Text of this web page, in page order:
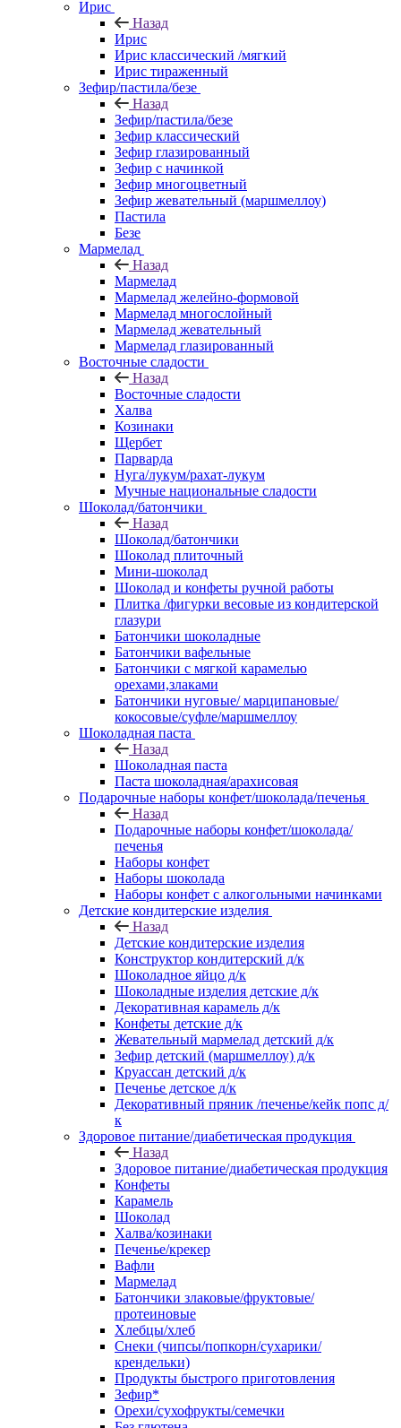
Ирис
Назад
Ирис
Ирис классический /мягкий
Ирис тираженный
Зефир/пастила/безе
Назад
Зефир/пастила/безе
Зефир классический
Зефир глазированный
Зефир с начинкой
Зефир многоцветный
Зефир жевательный (маршмеллоу)
Пастила
Безе
Мармелад
Назад
Мармелад
Мармелад желейно-формовой
Мармелад многослойный
Мармелад жевательный
Мармелад глазированный
Восточные сладости
Назад
Восточные сладости
Халва
Козинаки
Щербет
Парварда
Нуга/лукум/рахат-лукум
Мучные национальные сладости
Шоколад/батончики
Назад
Шоколад/батончики
Шоколад плиточный
Мини-шоколад
Шоколад и конфеты ручной работы
Плитка /фигурки весовые из кондитерской
глазури
Батончики шоколадные
Батончики вафельные
Батончики с мягкой карамелью
орехами,злаками
Батончики нуговые/ марципановые/
кокосовые/суфле/маршмеллоу
Шоколадная паста
Назад
Шоколадная паста
Паста шоколадная/арахисовая
Подарочные наборы конфет/шоколада/печенья
Назад
Подарочные наборы конфет/шоколада/
печенья
Наборы конфет
Наборы шоколада
Наборы конфет с алкогольными начинками
Детские кондитерские изделия
Назад
Детские кондитерские изделия
Конструктор кондитерский д/к
Шоколадное яйцо д/к
Шоколадные изделия детские д/к
Декоративная карамель д/к
Конфеты детские д/к
Жевательный мармелад детский д/к
Зефир детский (маршмеллоу) д/к
Круассан детский д/к
Печенье детское д/к
Декоративный пряник /печенье/кейк попс д/
к
Здоровое питание/диабетическая продукция
Назад
Здоровое питание/диабетическая продукция
Конфеты
Карамель
Шоколад
Халва/козинаки
Печенье/крекер
Вафли
Мармелад
Батончики злаковые/фруктовые/
протеиновые
Хлебцы/хлеб
Снеки (чипсы/попкорн/сухарики/
крендельки)
Продукты быстрого приготовления
Зефир*
Орехи/сухофрукты/семечки